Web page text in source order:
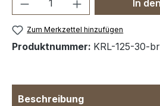
In
Zum Merkzettel hinzufügen
Produktnummer: KRL-125-30-br
Beschreibung